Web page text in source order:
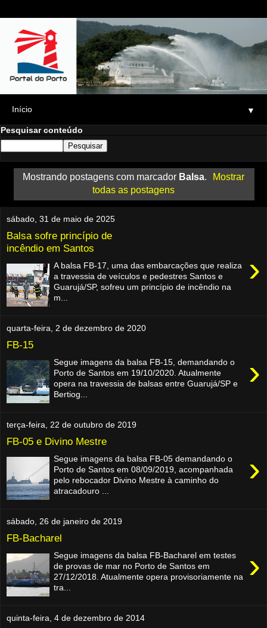
▼
Pesquisar conteúdo
Mostrando postagens com marcador Balsa.
Mostrar
todas as postagens
sábado, 31 de maio de 2025
Balsa sofre princípio de
incêndio em Santos
›
A balsa FB-17, uma das embarcações que realiza
a travessia de veículos e pedestres Santos e
Guarujá/SP, sofreu um princípio de incêndio na
m...
quarta-feira, 2 de dezembro de 2020
FB-15
›
Segue imagens da balsa FB-15, demandando o
Porto de Santos em 19/10/2020. Atualmente
opera na travessia de balsas entre Guarujá/SP e
Bertiog...
terça-feira, 22 de outubro de 2019
FB-05 e Divino Mestre
›
Segue imagens da balsa FB-05 demandando o
Porto de Santos em 08/09/2019, acompanhada
pelo rebocador Divino Mestre à caminho do
atracadouro ...
sábado, 26 de janeiro de 2019
FB-Bacharel
›
Segue imagens da balsa FB-Bacharel em testes
de provas de mar no Porto de Santos em
27/12/2018. Atualmente opera provisoriamente na
tra...
quinta-feira, 4 de dezembro de 2014